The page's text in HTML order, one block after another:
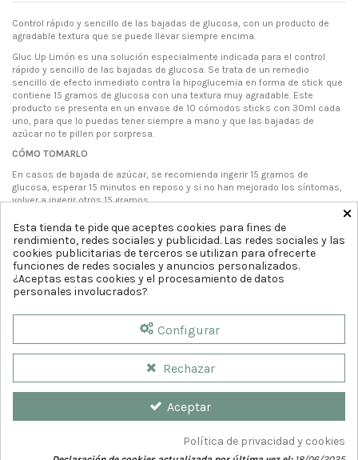
Control rápido y sencillo de las bajadas de glucosa, con un producto de
agradable textura que se puede llevar siempre encima.
Gluc Up Limón es una solución especialmente indicada para el control
rápido y sencillo de las bajadas de glucosa. Se trata de un remedio
sencillo de efecto inmediato contra la hipoglucemia en forma de stick que
contiene 15 gramos de glucosa con una textura muy agradable. Este
producto se presenta en un envase de 10 cómodos sticks con 30ml cada
uno, para que lo puedas tener siempre a mano y que las bajadas de
azúcar no te pillen por sorpresa.
CÓMO TOMARLO
En casos de bajada de azúcar, se recomienda ingerir 15 gramos de
glucosa, esperar 15 minutos en reposo y si no han mejorado los síntomas,
volver a ingerir otros 15 gramos.
×
Esta tienda te pide que aceptes cookies para fines de
rendimiento, redes sociales y publicidad. Las redes sociales y las
cookies publicitarias de terceros se utilizan para ofrecerte
funciones de redes sociales y anuncios personalizados.
¿Aceptas estas cookies y el procesamiento de datos
personales involucrados?
Configurar
Rechazar
Aceptar
Política de privacidad y cookies